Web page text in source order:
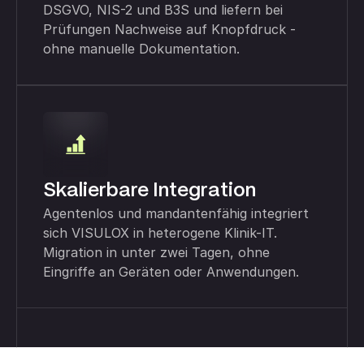
DSGVO, NIS-2 und B3S und liefern bei
Prüfungen Nachweise auf Knopfdruck -
ohne manuelle Dokumentation.
Skalierbare Integration
Agentenlos und mandantenfähig integriert
sich VISULOX in heterogene Klinik-IT.
Migration in unter zwei Tagen, ohne
Eingriffe an Geräten oder Anwendungen.